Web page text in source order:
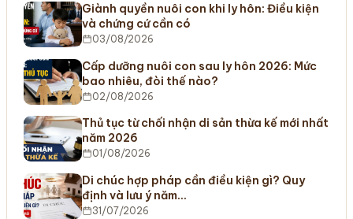
Giành quyền nuôi con khi ly hôn: Điều kiện
và chứng cứ cần có
03/08/2026
Cấp dưỡng nuôi con sau ly hôn 2026: Mức
bao nhiêu, đòi thế nào?
02/08/2026
Thủ tục từ chối nhận di sản thừa kế mới nhất
năm 2026
01/08/2026
Di chúc hợp pháp cần điều kiện gì? Quy
định và lưu ý năm…
31/07/2026